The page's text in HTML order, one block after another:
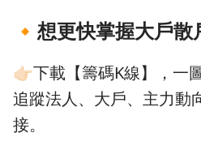
🔸 想更快掌握大戶散
👉🏻下載【籌碼K線】，一
追蹤法人、大戶、主力動
接。